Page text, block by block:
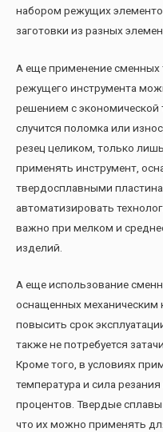
набором режущих
заготовки из разных
А еще применение сменных
режущего инструмента
решением с экономической
случится поломка или
резец целиком, только
применять инструмент,
твердосплавными
автоматизировать
важно при мелком и
изделий.
А еще использование
оснащенных механическим
повысить срок
также не потребуется
Кроме того, в условиях
температура и сила
процентов. Твердые
что их можно применять